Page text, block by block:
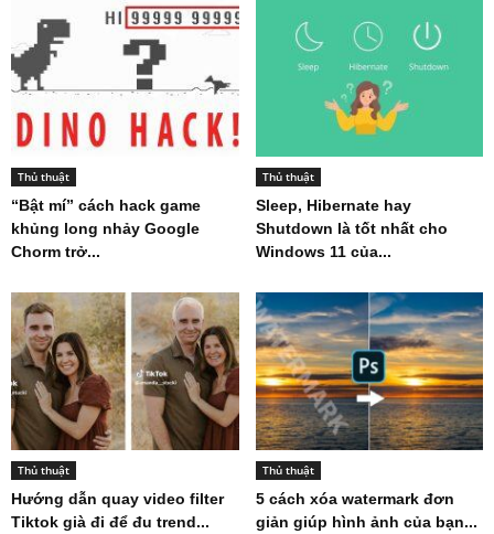
Thủ thuật
“Bật mí” cách hack game
khủng long nhảy Google
Chorm trở...
Thủ thuật
Sleep, Hibernate hay
Shutdown là tốt nhất cho
Windows 11 của...
Thủ thuật
Hướng dẫn quay video filter
Tiktok già đi để đu trend...
Thủ thuật
5 cách xóa watermark đơn
giản giúp hình ảnh của bạn...